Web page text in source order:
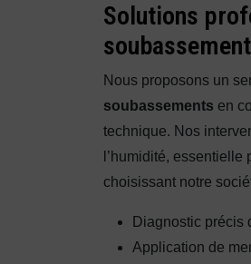
Solutions
Nous proposons un
soubassements en
technique. Nos
l’humidité,
choisissant notre
Diagnostic précis
Application de